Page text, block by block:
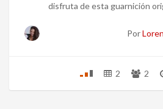
disfruta de esta guarnición
Por
2 2